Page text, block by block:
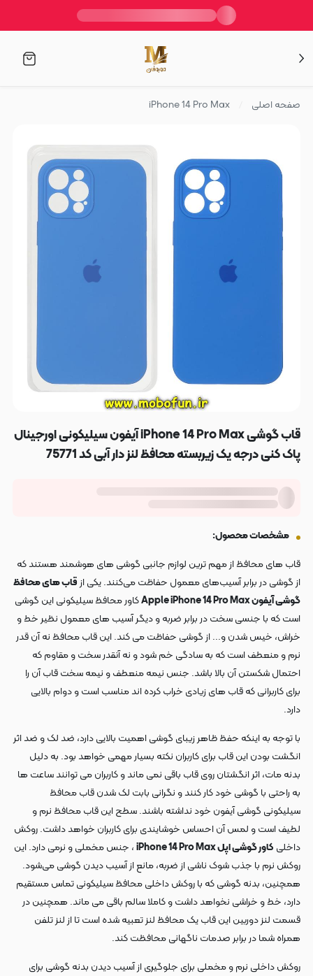
صفحه اصلی iPhone 14 Pro Max
قاب گوشی iPhone 14 Pro Max آیفون سیلیکونی اورجینال
پاک کنی درجه یک زیربسته محافظ لنز دار آبی کد 75771
مشخصات محصول:
قاب های محافظ از مهم ترین لوازم جانبی گوشی های هوشمند هستند که
از گوشی در برابر آسیب‌های معمول حفاظت می‌کنند. یکی از قاب های محافظ
گوشی آیفون Apple iPhone 14 Pro Max
کاور محافظ سیلیکونی این گوشی
است که با جنسی سخت در برابر ضربه و دیگر آسیب های معمول نظیر خط و
خراش، خیس شدن و... از گوشی حفاظت می کند. این قاب محافظ نه آن قدر
نرم و منعطف است که به سادگی خم شود و نه آنقدر سخت و مقاوم که
احتمال شکستن آن بالا باشد. جنس نیمه منعطف و نیمه سخت قاب آن را
برای کاربرانی که قاب های زیادی خراب کرده اند مناسب است و دوام بالایی
دارد.
با توجه به اینکه حفظ ظاهر زیبای گوشی اهمیت بالایی دارد، ضد لک و ضد اثر
انگشت بودن این قاب برای کاربران نکته بسیار مهمی خواهد بود. به دلیل
بدنه مات، اثر انگشتان روی قاب باقی نمی ماند و کاربران می توانند ساعت ها
به راحتی با گوشی خود کار کنند و نگرانی بابت لک شدن قاب محافظ
سیلیکونی گوشی آیفون خود نداشته باشند. سطح این قاب محافظ نرم و
لطیف است و لمس آن احساس خوشایندی برای کاربران خواهد داشت. روکش
داخلی کاور گوشی اپل iPhone 14 Pro Max
، جنس مخملی و نرمی دارد. این
روکش نرم با جذب شوک ناشی از ضربه، مانع از آسیب دیدن گوشی می‌شود.
همچنین، بدنه گوشی که با روکش داخلی محافظ سیلیکونی تماس مستقیم
دارد، خط و خراشی نخواهد داشت و کاملا سالم باقی می ماند. همچنین در
قسمت لنز دوربین این قاب یک محافظ لنز تعبیه شده است تا از لنز تلفن
همراه شما در برابر صدمات ناگهانی محافظت کند.
روکش داخلی نرم و مخملی برای جلوگیری از آسیب دیدن بدنه گوشی برای